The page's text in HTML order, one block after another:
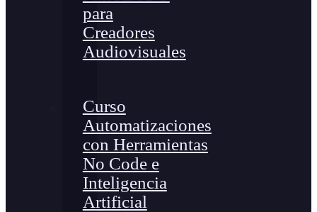
para
Creadores
Audiovisuales
Curso
Automatizaciones
con Herramientas
No Code e
Inteligencia
Artificial